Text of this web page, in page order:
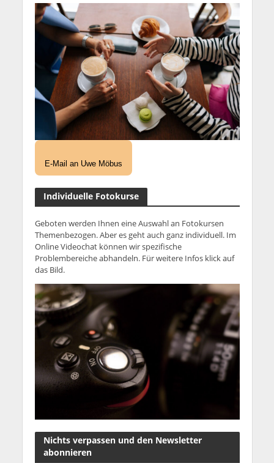
E-Mail an Uwe Möbus
Individuelle Fotokurse
Geboten werden Ihnen eine Auswahl an Fotokursen
Themenbezogen. Aber es geht auch ganz individuell. Im
Online Videochat können wir spezifische
Problembereiche abhandeln. Für weitere Infos klick auf
das Bild.
Nichts verpassen und den Newsletter
abonnieren